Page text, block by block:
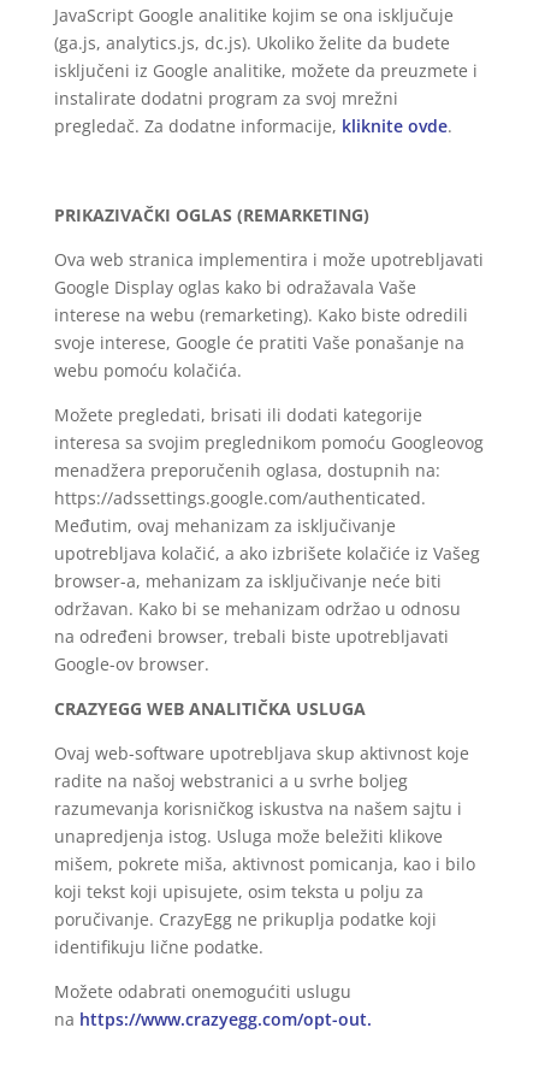
JavaScript Google analitike kojim se ona isključuje
(ga.js, analytics.js, dc.js). Ukoliko želite da budete
isključeni iz Google analitike, možete da preuzmete i
instalirate dodatni program za svoj mrežni
pregledač. Za dodatne informacije, kliknite ovde.
PRIKAZIVAČKI OGLAS (REMARKETING)
Ova web stranica implementira i može upotrebljavati
Google Display oglas kako bi odražavala Vaše
interese na webu (remarketing). Kako biste odredili
svoje interese, Google će pratiti Vaše ponašanje na
webu pomoću kolačića.
Možete pregledati, brisati ili dodati kategorije
interesa sa svojim preglednikom pomoću Googleovog
menadžera preporučenih oglasa, dostupnih na:
https://adssettings.google.com/authenticated.
Međutim, ovaj mehanizam za isključivanje
upotrebljava kolačić, a ako izbrišete kolačiće iz Vašeg
browser-a, mehanizam za isključivanje neće biti
održavan. Kako bi se mehanizam održao u odnosu
na određeni browser, trebali biste upotrebljavati
Google-ov browser.
CRAZYEGG WEB ANALITIČKA USLUGA
Ovaj web-software upotrebljava skup aktivnost koje
radite na našoj webstranici a u svrhe boljeg
razumevanja korisničkog iskustva na našem sajtu i
unapredjenja istog. Usluga može beležiti klikove
mišem, pokrete miša, aktivnost pomicanja, kao i bilo
koji tekst koji upisujete, osim teksta u polju za
poručivanje. CrazyEgg ne prikuplja podatke koji
identifikuju lične podatke.
Možete odabrati onemogućiti uslugu
na https://www.crazyegg.com/opt-out.